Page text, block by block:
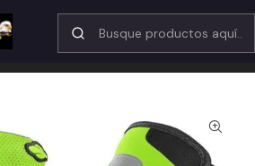
por WhatsApp 10:15 am a 18:30 hrs
Guante de verano verde fluor